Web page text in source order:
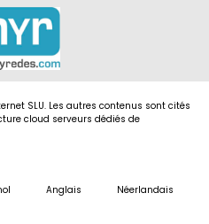
SLU. Les autres contenus sont cités
cloud serveurs dédiés de
Anglais Néerlandais